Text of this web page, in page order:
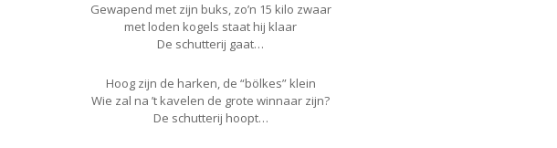
Gewapend met zijn buks, zo’n 15 kilo zwaar
met loden kogels staat hij klaar
De schutterij gaat…
Hoog zijn de harken, de “bölkes” klein
Wie zal na ’t kavelen de grote winnaar zijn?
De schutterij hoopt…